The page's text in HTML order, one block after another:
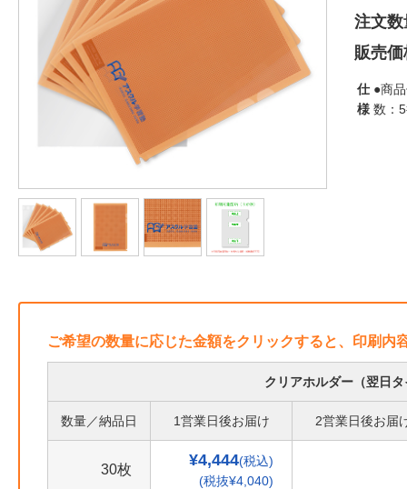
注文数
販売価
仕
様
●商
数：
ご希望の数量に応じた金額をクリックすると、印刷内
クリアホルダー（翌日
数量／納品日 1営業日後お届け 2営業日後お届
30枚
¥4,444(税込)
(税抜¥4,040)